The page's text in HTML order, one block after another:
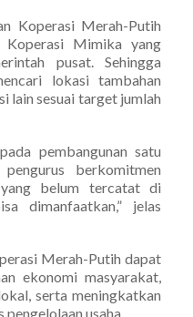
Koperasi Merah-Putih
Mimika yang
pusat. Sehingga
lokasi tambahan
lain sesuai target jumlah
pembangunan satu
berkomitmen
belum tercatat di
dimanfaatkan,” jelas
Merah-Putih dapat
ekonomi masyarakat,
serta meningkatkan
usaha.